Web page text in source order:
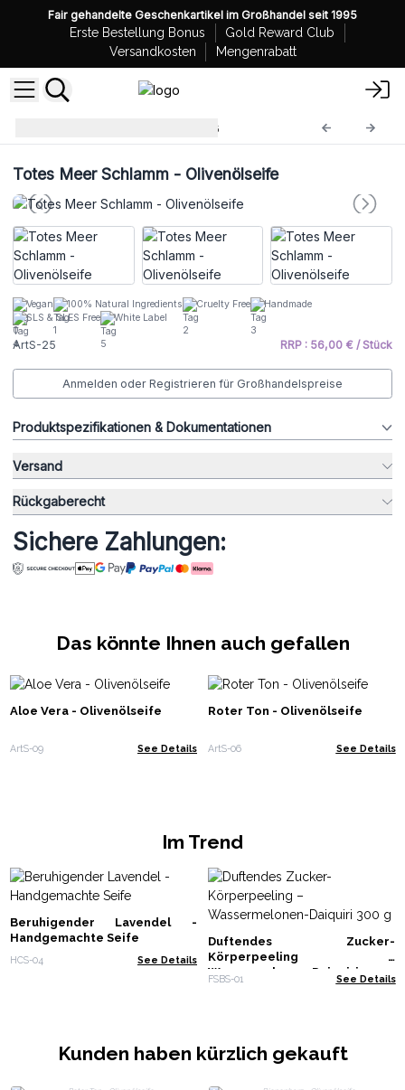
Fair gehandelte Geschenkartikel im Großhandel seit 1995
Erste Bestellung Bonus
Gold Reward Club
Versandkosten
Mengenrabatt
ArtS-25
Totes Meer Schlamm - Olivenölseife
Vegan 100% Natural Ingredients Cruelty Free
Handmade
SLS & SLES Free
White Label
ArtS-25 RRP : 56,00 € / Stück
Anmelden oder Registrieren für Großhandelspreise
Produktspezifikationen & Dokumentationen
Versand
Rückgaberecht
Sichere Zahlungen:
Das könnte Ihnen auch gefallen
Aloe Vera - Olivenölseife
ArtS-09 See Details
Roter Ton - Olivenölseife
ArtS-06 See Details
Im Trend
Beruhigender Lavendel -
Handgemachte Seife
HCS-04 See Details
Duftendes Zucker-
Körperpeeling –
Wassermelonen-Daiquiri 300 g
FSBS-01 See Details
Kunden haben kürzlich gekauft